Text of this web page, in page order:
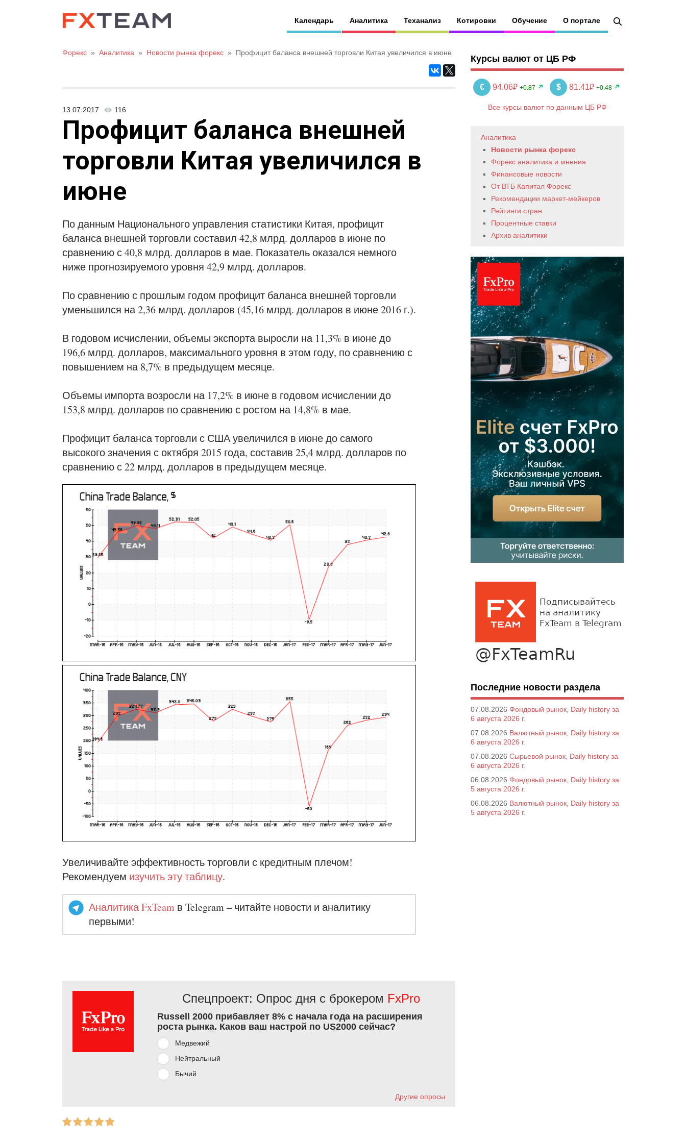
Календарь Аналитика Теханализ Котировки Обучение О портале
Форекс » Аналитика » Новости рынка форекс » Профицит баланса внешней торговли Китая увеличился в июне
13.07.2017 116
Профицит баланса внешней
торговли Китая увеличился в
июне
По данным Национального управления статистики Китая, профицит
баланса внешней торговли составил 42,8 млрд. долларов в июне по
сравнению с 40,8 млрд. долларов в мае. Показатель оказался немного
ниже прогнозируемого уровня 42,9 млрд. долларов.
По сравнению с прошлым годом профицит баланса внешней торговли
уменьшился на 2,36 млрд. долларов (45,16 млрд. долларов в июне 2016 г.).
В годовом исчислении, объемы экспорта выросли на 11,3% в июне до
196,6 млрд. долларов, максимального уровня в этом году, по сравнению с
повышением на 8,7% в предыдущем месяце.
Объемы импорта возросли на 17,2% в июне в годовом исчислении до
153,8 млрд. долларов по сравнению с ростом на 14,8% в мае.
Профицит баланса торговли с США увеличился в июне до самого
высокого значения с октября 2015 года, составив 25,4 млрд. долларов по
сравнению с 22 млрд. долларов в предыдущем месяце.
Увеличивайте эффективность торговли с кредитным плечом!
Рекомендуем изучить эту таблицу.
Аналитика FxTeam в Telegram – читайте новости и аналитику
первыми!
Спецпроект: Опрос дня с брокером FxPro
Russell 2000 прибавляет 8% с начала года на расширения
роста рынка. Каков ваш настрой по US2000 сейчас?
Медвежий
Нейтральный
Бычий
Другие опросы
Курсы валют от ЦБ РФ
€ 94.06₽ +0.87 $ 81.41₽ +0.48
Все курсы валют по данным ЦБ РФ
Аналитика
Новости рынка форекс
Форекс аналитика и мнения
Финансовые новости
От ВТБ Капитал Форекс
Рекомендации маркет-мейкеров
Рейтинги стран
Процентные ставки
Архив аналитики
Последние новости раздела
07.08.2026 Фондовый рынок, Daily history за
6 августа 2026 г.
07.08.2026 Валютный рынок, Daily history за
6 августа 2026 г.
07.08.2026 Сырьевой рынок, Daily history за
6 августа 2026 г.
06.08.2026 Фондовый рынок, Daily history за
5 августа 2026 г.
06.08.2026 Валютный рынок, Daily history за
5 августа 2026 г.